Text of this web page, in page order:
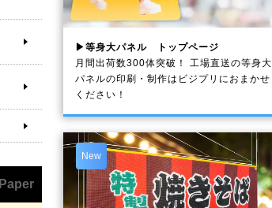
▶等身大パネル トップページ
月間出荷数300体突破！ 工場直送の等身大
パネルの印刷・制作は ビジプリ におまかせ
ください！
New
Paper